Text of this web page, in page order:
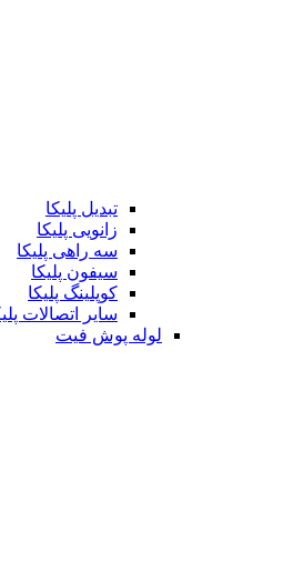
تبدیل پلیکا
زانویی پلیکا
سه راهی پلیکا
سیفون پلیکا
کوپلینگ پلیکا
سایر اتصالات
لوله پوش فیت